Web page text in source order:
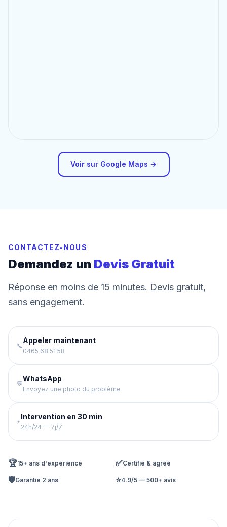
Voir sur Google Maps →
CONTACTEZ-NOUS
Demandez un Devis Gratuit
Réponse en moins de 15 minutes. Devis gratuit,
sans engagement.
📞
Appeler maintenant
0465 68 51 58
💬
WhatsApp
Envoyez une photo du problème
⚡
Intervention en 30 min
24h/24 — 7j/7
🏆15+ ans d'expérience ✅Certifié & agréé
🛡️Garantie 2 ans ⭐4.9/5 — 500+ avis